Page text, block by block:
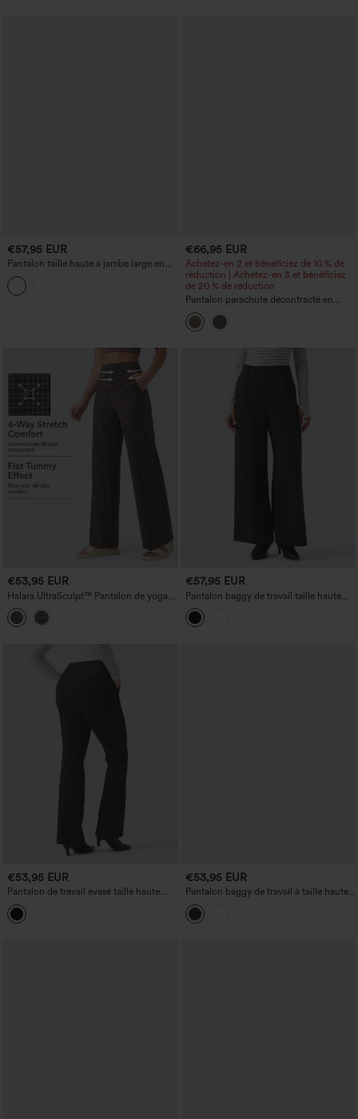
€57,95 EUR
Pantalon taille haute à jambe large en
simili cuir PU, doublure polaire, style
décontracté, avec poches.
€66,95 EUR
Achetez-en 2 et bénéficiez de 10 % de
réduction | Achetez-en 3 et bénéficiez
de 20 % de réduction
Pantalon parachute décontracté en
polaire, taille haute et coupe large, avec
poches
€53,95 EUR
Halara UltraSculpt™ Pantalon de yoga
taille haute à imprimé à carreaux, coupe
droite, effet gainant pour le ventre, avec
poches
€57,95 EUR
Pantalon baggy de travail taille haute
avec poches
€53,95 EUR
Pantalon de travail évasé taille haute
avec poches
€53,95 EUR
Pantalon baggy de travail à taille haute,
rayé, avec poches